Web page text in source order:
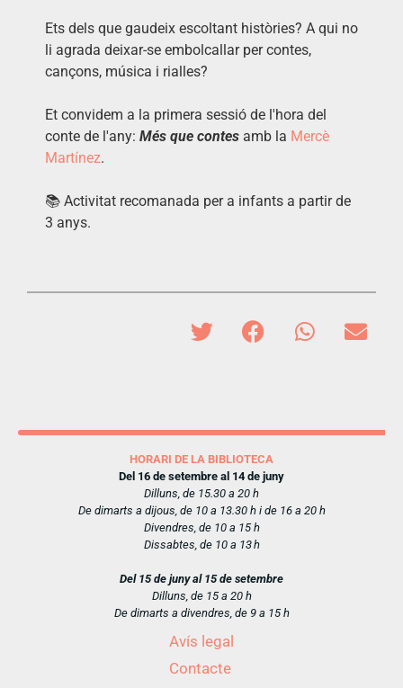
Ets dels que gaudeix escoltant històries? A qui no
li agrada deixar-se embolcallar per contes,
cançons, música i rialles?
Et convidem a la primera sessió de l'hora del
conte de l'any: Més que contes amb la Mercè
Martínez.
📚 Activitat recomanada per a infants a partir de
3 anys.
HORARI DE LA BIBLIOTECA
Del 16 de setembre al 14 de juny
Dilluns, de 15.30 a 20 h
De dimarts a dijous, de 10 a 13.30 h i de 16 a 20 h
Divendres, de 10 a 15 h
Dissabtes, de 10 a 13 h
Del 15 de juny al 15 de setembre
Dilluns, de 15 a 20 h
De dimarts a divendres, de 9 a 15 h
Avís legal
Contacte